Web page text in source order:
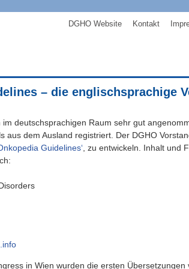
DGHO Website Kontakt
– die englischsprachige
deutschsprachigen Raum sehr gut
aus dem Ausland registriert. Der DGHO
Guidelines‘, zu entwickeln. Inhalt und
in Wien wurden die ersten Übersetzungen